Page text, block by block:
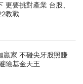
更要挑對產業 台股、
教戰
贏家 不碰尖牙股照賺
險基金天王